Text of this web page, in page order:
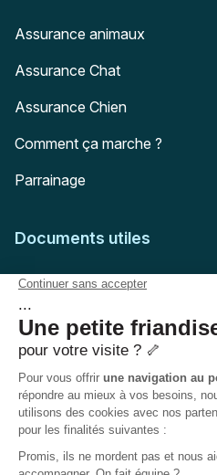
Assurance animaux
Assurance Chat
Assurance Chien
Comment ça marche ?
Parrainage
Documents utiles
Feuille de soins
Conditions générales
Politique de confidentialité
Politique des Cookies
Accessibilité :
Partiellement conforme